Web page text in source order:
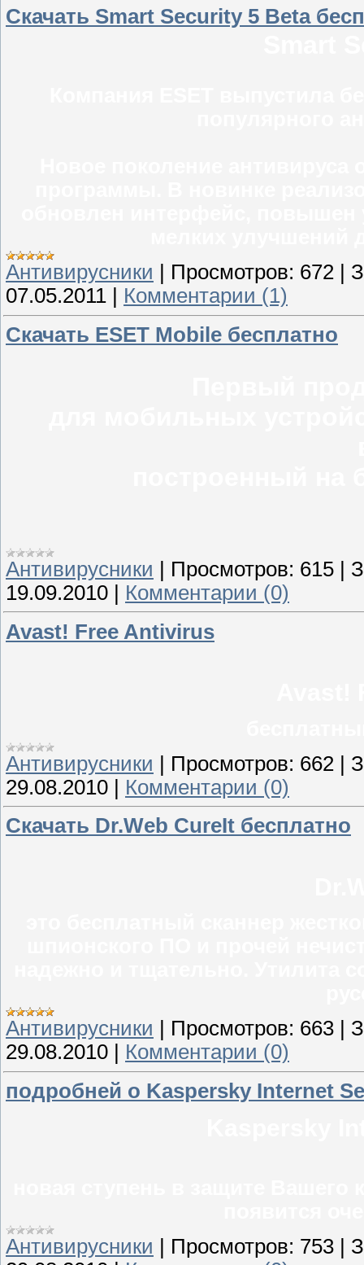
Скачать Smart Security 5 Beta
Антивирусники
Просмотров: 672
07.05.2011
Комментарии (1)
Скачать ESET Mobile бесплатно
Антивирусники Просмотров: 615
19.09.2010
Комментарии (0)
Avast! Free Antivirus
Антивирусники | Просмотров: 662 |
29.08.2010 | Комментарии (0)
Скачать Dr.Web CureIt бесплатно
Антивирусники
Просмотров: 663
29.08.2010
Комментарии (0)
подробней о Kaspersky Internet
Антивирусники
Просмотров: 753